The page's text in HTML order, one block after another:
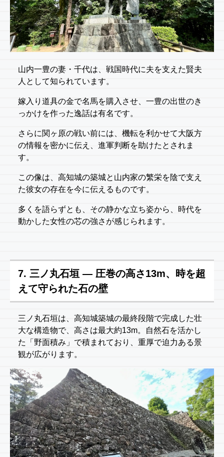
山内一豊の妻・千代は、戦国時代に夫を支えた賢夫
人として知られています。
嫁入り道具の金で名馬を購入させ、一豊の出世のき
っかけを作った逸話は有名です。
さらに関ヶ原の戦い前には、機転を利かせて大阪方
の情報を密かに伝え、進軍判断を助けたとされま
す。
この像は、高知城の築城と山内家の繁栄を陰で支え
た彼女の存在を今に伝えるものです。
多くを語らずとも、その静かな立ち姿から、時代を
動かした女性の芯の強さが感じられます。
7. 三ノ丸石垣 — 圧巻の高さ13m、時を超
えて守られた石の壁
三ノ丸石垣は、高知城築城の最終段階で完成した壮
大な構造物で、高さは最大約13m。自然石を活かし
た「野面積み」で積まれており、重厚で迫力ある景
観が広がります。